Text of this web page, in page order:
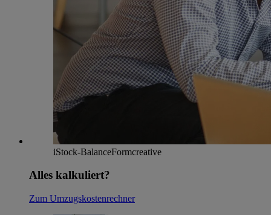
iStock-BalanceFormcreative
Alles kalkuliert?
Zum Umzugskostenrechner